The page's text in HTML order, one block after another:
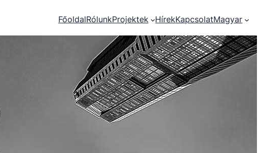
FőoldalRólunkProjektek HírekKapcsolatMagyar